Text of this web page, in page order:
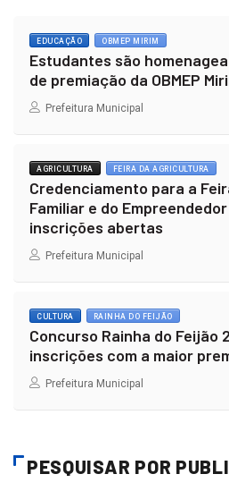
EDUCAÇÃO OBMEP MIRIM
Estudantes são
de premiação da OBMEP
Prefeitura Municipal
AGRICULTURA FEIRA DA AGRICULTURA
Credenciamento para a
Familiar e do
inscrições abertas
Prefeitura Municipal
CULTURA RAINHA DO FEIJÃO
Concurso Rainha do Feijão
inscrições com a maior
Prefeitura Municipal
PESQUISAR POR